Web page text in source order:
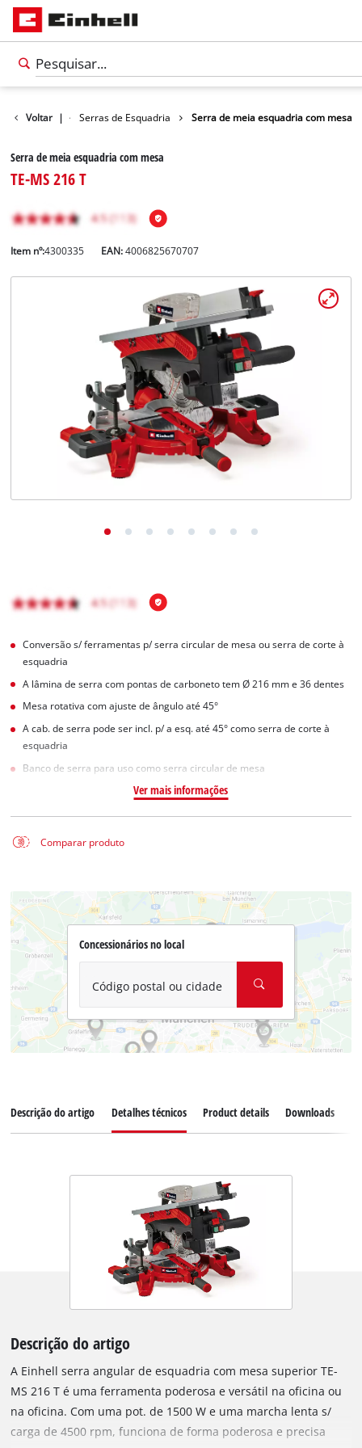
Voltar |
Serras Serras de Esquadria Serra de meia esquadria com mesa
Serra de meia esquadria com mesa
TE-MS 216 T
Item nº:4300335 EAN:4006825670707
Conversão s/ ferramentas p/ serra circular de mesa ou serra de corte à
esquadria
A lâmina de serra com pontas de carboneto tem Ø 216 mm e 36 dentes
Mesa rotativa com ajuste de ângulo até 45°
A cab. de serra pode ser incl. p/ a esq. até 45° como serra de corte à
esquadria
Banco de serra para uso como serra circular de mesa
Ver mais informações
Comparar produto
Concessionários no local
Código postal ou cidade
Descrição do artigo Detalhes técnicos Product details Downloads
Descrição do artigo
A Einhell serra angular de esquadria com mesa superior TE-
MS 216 T é uma ferramenta poderosa e versátil na oficina ou
na oficina. Com uma pot. de 1500 W e uma marcha lenta s/
carga de 4500 rpm, funciona de forma poderosa e precisa